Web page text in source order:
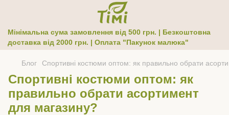
Мінімальна сума замовлення від 500 грн. | Безкоштовна
доставка від 2000 грн. | Оплата "Пакунок малюка"
Блог Спортивні костюми оптом: як правильно обрати
Спортивні костюми оптом: як
правильно обрати асортимент
для магазину?